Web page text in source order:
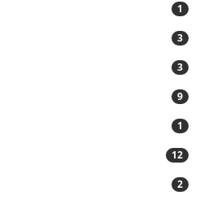
1
3
3
9
1
12
2